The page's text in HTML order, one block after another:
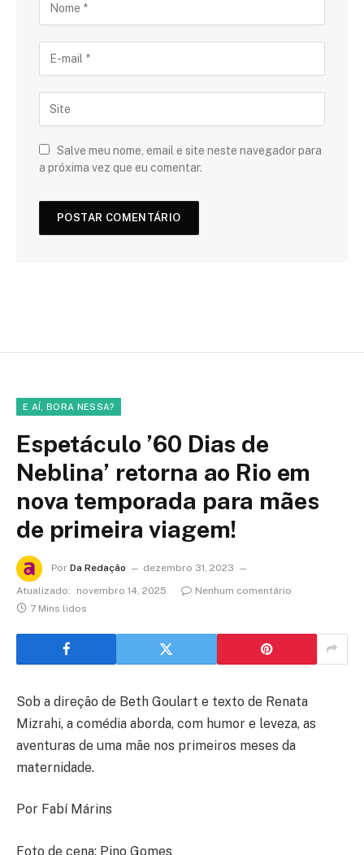
Salve meu nome, email e site neste navegador para
a próxima vez que eu comentar.
E AÍ, BORA NESSA?
Espetáculo ’60 Dias de
Neblina’ retorna ao Rio em
nova temporada para mães
de primeira viagem!
Por Da Redação
dezembro 31, 2023
Atualizado:
novembro 14, 2025
Nenhum comentário
7 Mins lidos
Sob a direção de Beth Goulart e texto de Renata
Mizrahi, a comédia aborda, com humor e leveza, as
aventuras de uma mãe nos primeiros meses da
maternidade.
Por Fabí Márins
Foto de cena: Pino Gomes